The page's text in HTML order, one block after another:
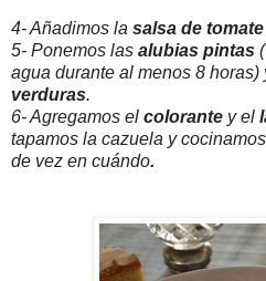
4- Añadimos la salsa de tomate
5- Ponemos las alubias pintas
agua durante al menos 8 horas)
verduras.
6- Agregamos el colorante y el
tapamos la cazuela y
de vez en cuándo.